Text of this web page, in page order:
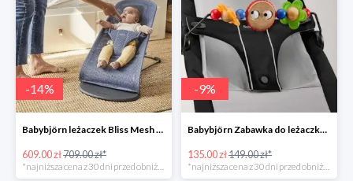
-14%
Babybjörn leżaczek Bliss Mesh State Blue
609.00 zł709.00 zł*
*najniższa cena z 30 dni przed obniżką
-9%
Babybjörn Zabawka do leżaczka Balance
135.00 zł149.00 zł*
*najniższa cena z 30 dni przed obniżką